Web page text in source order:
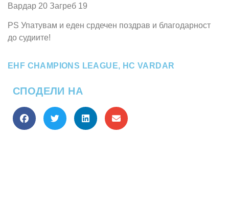
Вардар 20 Загреб 19
PS Упатувам и еден срдечен поздрав и благодарност
до судиите!
EHF CHAMPIONS LEAGUE, HC VARDAR
СПОДЕЛИ НА